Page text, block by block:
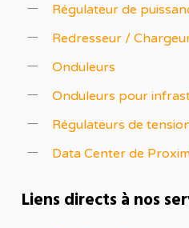
Régulateur de
Redresseur /
Onduleurs
Onduleurs pour
Régulateurs de
Data Center de
Liens directs à nos